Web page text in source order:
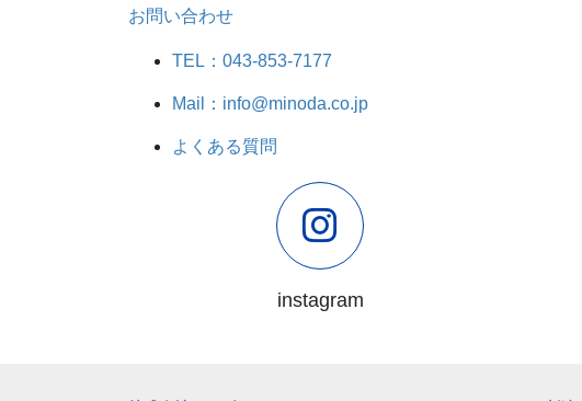
お問い合わせ
TEL：043-853-7177
Mail：info@minoda.co.jp
よくある質問
instagram